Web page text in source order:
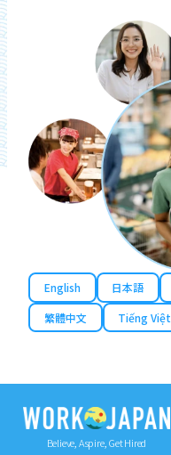
English 日本語
繁體中文
Tiếng Việt
Believe, Aspire, Get Hired